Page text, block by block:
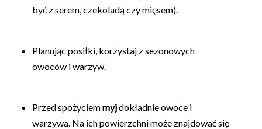
być z serem, czekoladą czy mięsem).
Planując posiłki, korzystaj z sezonowych
owoców i warzyw.
Przed spożyciemmyjdokładnie owoce i
warzywa. Na ich powierzchni może znajdować się